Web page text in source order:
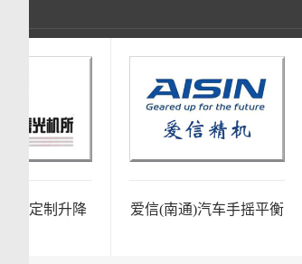
制升降 爱信(南通)汽车手摇平衡